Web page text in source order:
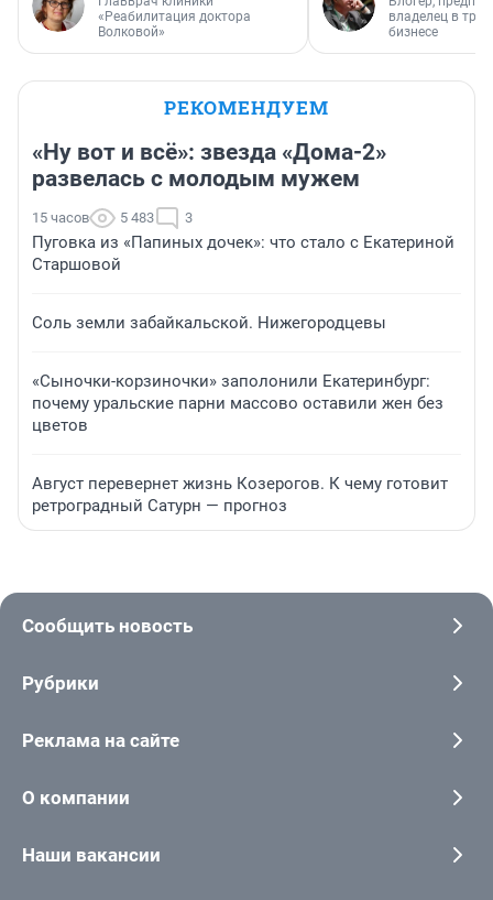
«Реабилитация доктора
Волковой»
владелец в
бизнесе
РЕКОМЕНДУЕМ
«Ну вот и всё»: звезда «Дома-2»
развелась с молодым мужем
15 часов 5 483 3
Пуговка из «Папиных дочек»: что стало с Екатериной
Старшовой
Соль земли забайкальской. Нижегородцевы
«Сыночки-корзиночки» заполонили Екатеринбург:
почему уральские парни массово оставили жен без
цветов
Август перевернет жизнь Козерогов. К чему готовит
ретроградный Сатурн — прогноз
Сообщить новость
Рубрики
Реклама на сайте
О компании
Наши вакансии